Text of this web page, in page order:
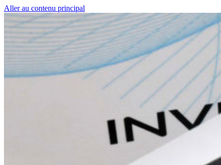
Aller au contenu principal